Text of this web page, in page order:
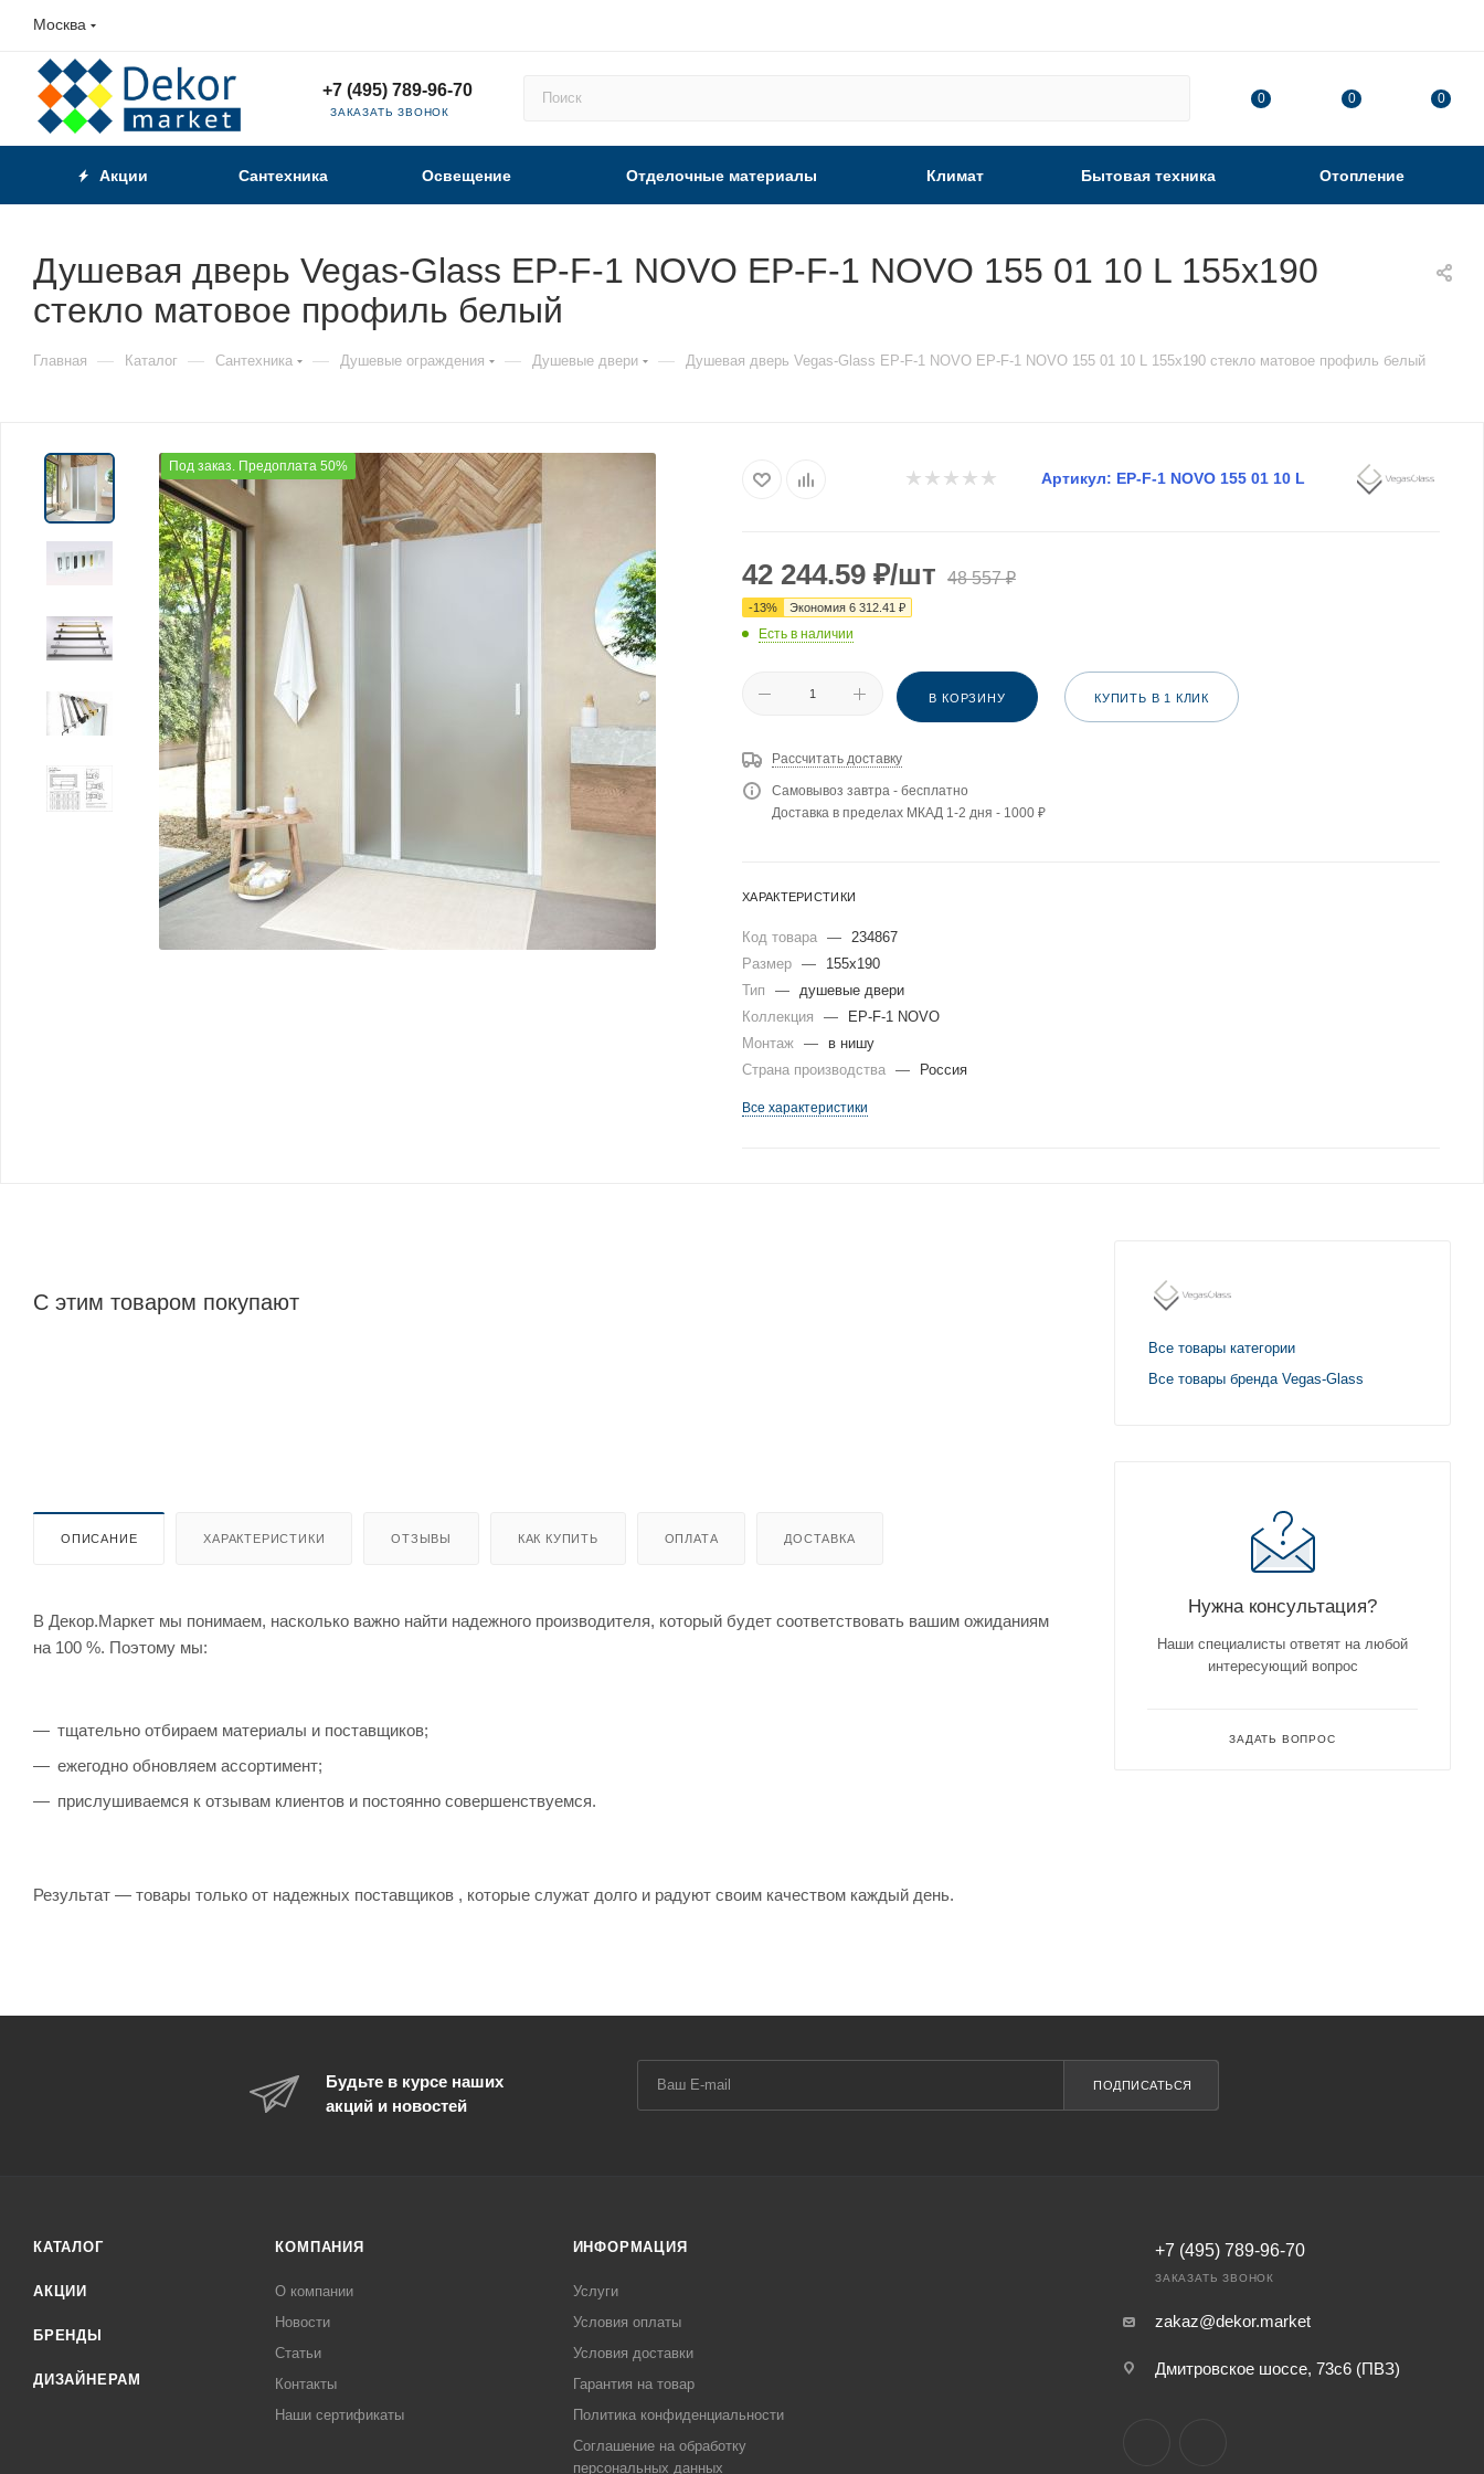
Москва
+7 (495) 789-96-70
ЗАКАЗАТЬ ЗВОНОК
0 0 0
Акции Сантехника Освещение Отделочные материалы Климат Бытовая техника Отопление
Душевая дверь Vegas-Glass EP-F-1 NOVO EP-F-1 NOVO 155 01 10 L 155х190
стекло матовое профиль белый
Главная — Каталог — Сантехника — Душевые ограждения — Душевые двери — Душевая дверь Vegas-Glass EP-F-1 NOVO EP-F-1 NOVO 155 01 10 L 155х190 стекло матовое профиль белый
Под заказ. Предоплата 50%
Артикул: EP-F-1 NOVO 155 01 10 L
42 244.59 ₽/шт 48 557₽
-13% Экономия 6 312.41 ₽
Есть в наличии
В КОРЗИНУ КУПИТЬ В 1 КЛИК
Рассчитать доставку
Самовывоз завтра - бесплатно
Доставка в пределах МКАД 1-2 дня - 1000 ₽
ХАРАКТЕРИСТИКИ
Код товара — 234867
Размер —
155x190
Тип
— душевые двери
Коллекция
—
EP-F-1 NOVO
Монтаж —
в нишу
Страна производства — Россия
Все характеристики
С этим товаром покупают
ОПИСАНИЕ ХАРАКТЕРИСТИКИ ОТЗЫВЫ КАК КУПИТЬ ОПЛАТА ДОСТАВКА
В Декор.Маркет мы понимаем, насколько важно найти надежного производителя, который будет соответствовать вашим ожиданиям
на 100 %. Поэтому мы:
тщательно отбираем материалы и поставщиков;
ежегодно обновляем ассортимент;
прислушиваемся к отзывам клиентов и постоянно совершенствуемся.
Результат — товары только от надежных поставщиков , которые служат долго и радуют своим качеством каждый день.
Все товары категории
Все товары бренда Vegas-Glass
Нужна консультация?
Наши специалисты ответят на любой
интересующий вопрос
ЗАДАТЬ ВОПРОС
Будьте в курсе наших
акций и новостей
ПОДПИСАТЬСЯ
КАТАЛОГ
АКЦИИ
БРЕНДЫ
ДИЗАЙНЕРАМ
КОМПАНИЯ
О компании
Новости
Статьи
Контакты
Наши сертификаты
ИНФОРМАЦИЯ
Услуги
Условия оплаты
Условия доставки
Гарантия на товар
Политика конфиденциальности
Соглашение на обработку
персональных данных
+7 (495) 789-96-70
ЗАКАЗАТЬ ЗВОНОК
zakaz@dekor.market
Дмитровское шоссе, 73с6 (ПВЗ)